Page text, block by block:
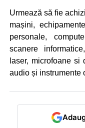
Urmează să fie
mașini,
personale,
scanere
laser, microfoane si
audio și instrumente